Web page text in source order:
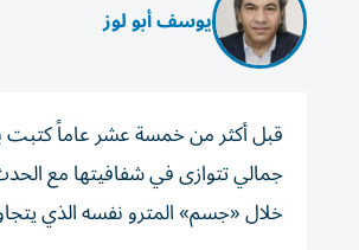
يوسف أبو لوز
قبل أكثر من خمسة عشر عاماً كتبت
جمالي تتوازى في شفافيتها مع
خلال «جسم» المترو نفسه الذي